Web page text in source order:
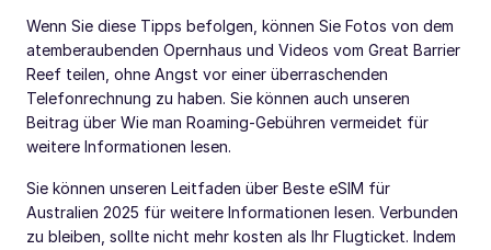
Wenn Sie diese Tipps befolgen, können Sie Fotos von dem
atemberaubenden Opernhaus und Videos vom Great Barrier
Reef teilen, ohne Angst vor einer überraschenden
Telefonrechnung zu haben. Sie können auch unseren
Beitrag über Wie man Roaming-Gebühren vermeidet für
weitere Informationen lesen.
Sie können unseren Leitfaden über Beste eSIM für
Australien 2025 für weitere Informationen lesen. Verbunden
zu bleiben, sollte nicht mehr kosten als Ihr Flugticket. Indem